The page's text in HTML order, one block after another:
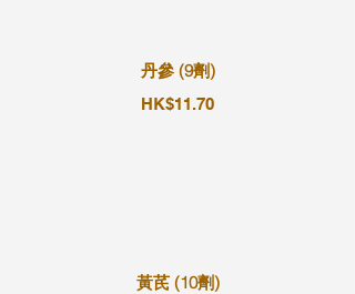
丹參 (9劑)
HK$11.70
黃芪 (10劑)